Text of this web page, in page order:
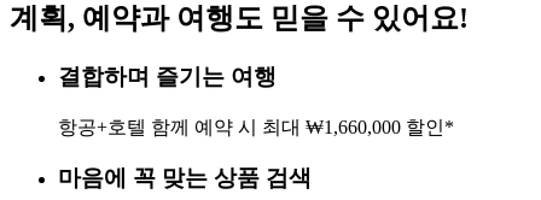
계획, 예약과 여행도 믿을 수 있어요!
결합하며 즐기는 여행
항공+호텔 함께 예약 시 최대 ₩1,660,000 할인*
마음에 꼭 맞는 상품 검색